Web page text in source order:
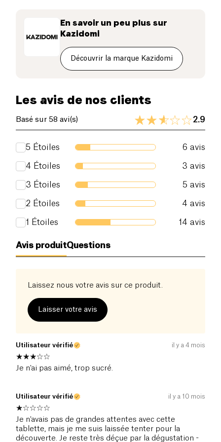
En savoir un peu plus sur
Kazidomi
Découvrir la marque Kazidomi
Les avis de nos clients
Basé sur 58 avi(s) 2.9
5 Étoiles 6 avis
4 Étoiles 3 avis
3 Étoiles 5 avis
2 Étoiles 4 avis
1 Étoiles 14 avis
Avis produitQuestions
Laissez nous votre avis sur ce produit.
Laisser votre avis
Utilisateur vérifié il y a 4 mois
Je n'ai pas aimé, trop sucré.
Utilisateur vérifié il y a 10 mois
Je n'avais pas de grandes attentes avec cette
tablette, mais je me suis laissée tenter pour la
découverte. Je reste très déçue par la dégustation -